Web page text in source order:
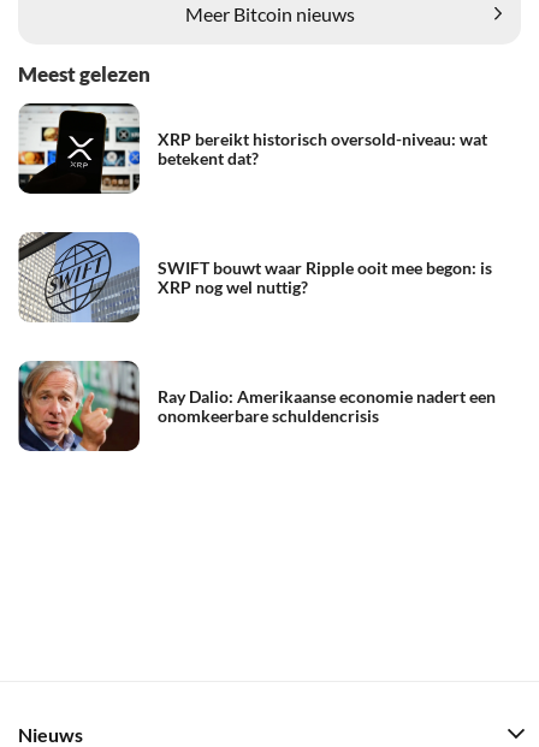
Meer Bitcoin nieuws
Meest gelezen
XRP bereikt historisch oversold-niveau: wat
betekent dat?
SWIFT bouwt waar Ripple ooit mee begon: is
XRP nog wel nuttig?
Ray Dalio: Amerikaanse economie nadert een
onomkeerbare schuldencrisis
Nieuws